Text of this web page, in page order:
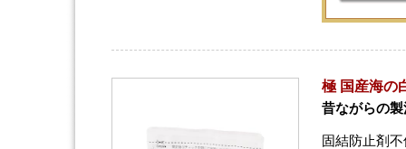
極 国産海の
昔ながらの
固結防止剤